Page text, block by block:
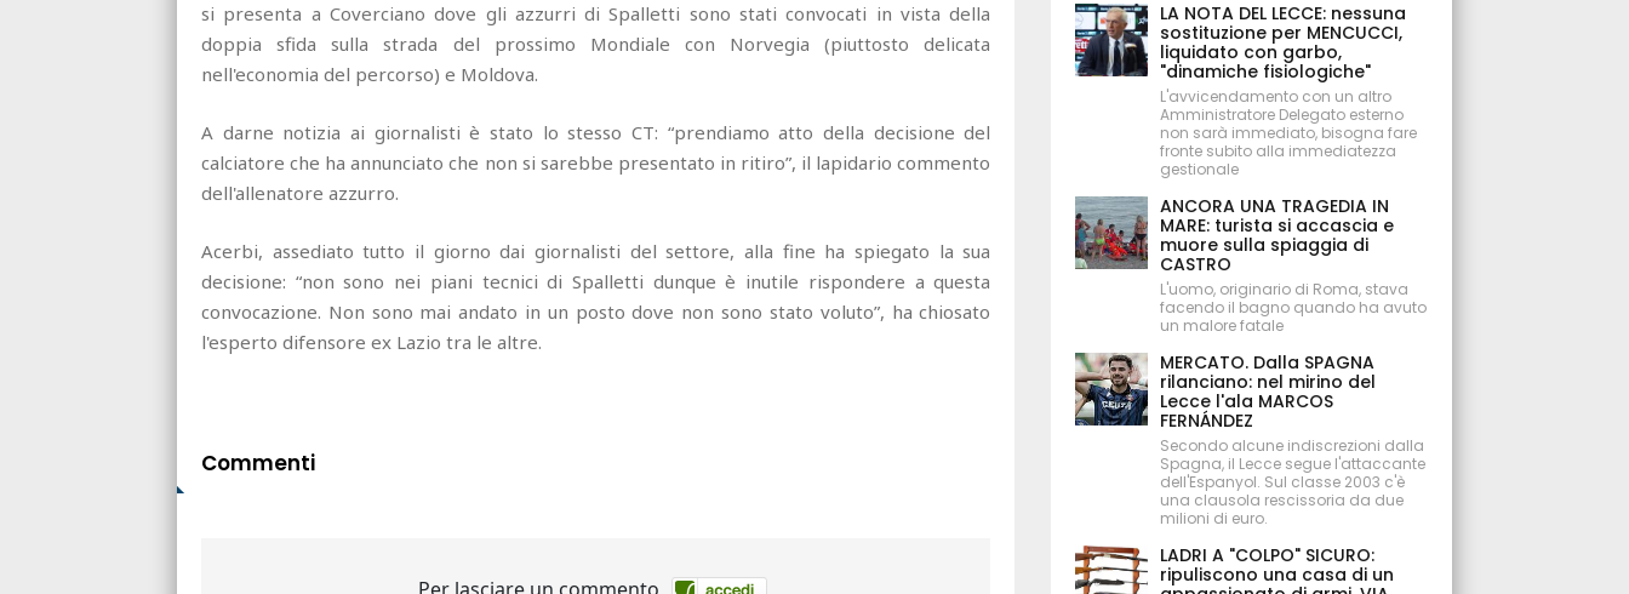
si presenta a Coverciano dove gli azzurri di Spalletti sono stati convocati in vista della
doppia sfida sulla strada del prossimo Mondiale con Norvegia (piuttosto delicata
nell'economia del percorso) e Moldova.
A darne notizia ai giornalisti è stato lo stesso CT: “prendiamo atto della decisione del
calciatore che ha annunciato che non si sarebbe presentato in ritiro”, il lapidario commento
dell'allenatore azzurro.
Acerbi, assediato tutto il giorno dai giornalisti del settore, alla fine ha spiegato la sua
decisione: “non sono nei piani tecnici di Spalletti dunque è inutile rispondere a questa
convocazione. Non sono mai andato in un posto dove non sono stato voluto”, ha chiosato
l'esperto difensore ex Lazio tra le altre.
Commenti
LA NOTA DEL LECCE: nessuna
sostituzione per MENCUCCI,
liquidato con garbo,
"dinamiche fisiologiche"
L'avvicendamento con un altro
Amministratore Delegato esterno
non sarà immediato, bisogna fare
fronte subito alla immediatezza
gestionale
ANCORA UNA TRAGEDIA IN
MARE: turista si accascia e
muore sulla spiaggia di
CASTRO
L'uomo, originario di Roma, stava
facendo il bagno quando ha avuto
un malore fatale
MERCATO. Dalla SPAGNA
rilanciano: nel mirino del
Lecce l'ala MARCOS
FERNÁNDEZ
Secondo alcune indiscrezioni dalla
Spagna, il Lecce segue l'attaccante
dell'Espanyol. Sul classe 2003 c'è
una clausola rescissoria da due
milioni di euro.
LADRI A "COLPO" SICURO:
ripuliscono una casa di un